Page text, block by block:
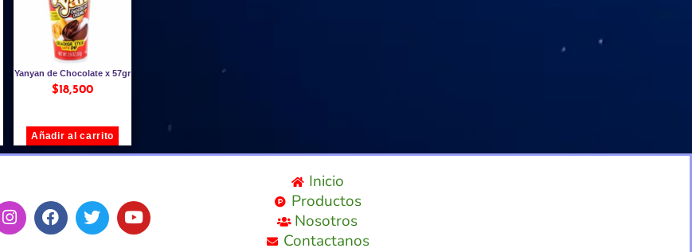
Yanyan de Chocolate x 57gr
$18,500
Añadir al carrito
Inicio
Productos
Nosotros
Contactanos